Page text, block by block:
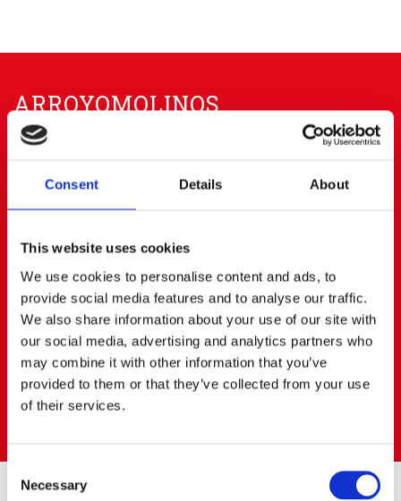
Consent Details About
This website uses cookies
We use cookies to personalise content and ads, to
provide social media features and to analyse our traffic.
We also share information about your use of our site with
our social media, advertising and analytics partners who
may combine it with other information that you’ve
provided to them or that they’ve collected from your use
of their services.
Consent
Selection
Necessary
ARROYOMOLINOS
info@cerratoalquiler.es
Calle Fresadores Nº 62
28939 ARROYOMOLINOS (Madrid)
BOADILLA DEL MONTE
91 668 63 40
687472823
boadilla@cerratoalquiler.es
Calle Artesanos Nº 13
Pol. Ind. PRADO DEL ESPINO